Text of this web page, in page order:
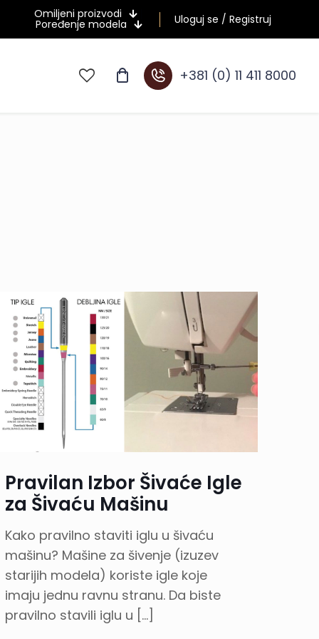
Omiljeni proizvodi
Poređenje modela Uloguj se / Registruj
+381 (0) 11 411 8000
Pravilan Izbor Šivaće Igle
za Šivaću Mašinu
Kako pravilno staviti iglu u šivaću
mašinu? Mašine za šivenje (izuzev
starijih modela) koriste igle koje
imaju jednu ravnu stranu. Da biste
pravilno stavili iglu u […]